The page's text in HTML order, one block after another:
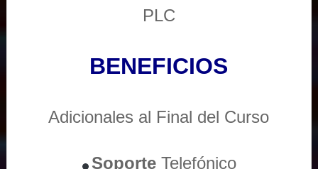
PLC
BENEFICIOS
Adicionales al Final del Curso
Soporte Telefónico